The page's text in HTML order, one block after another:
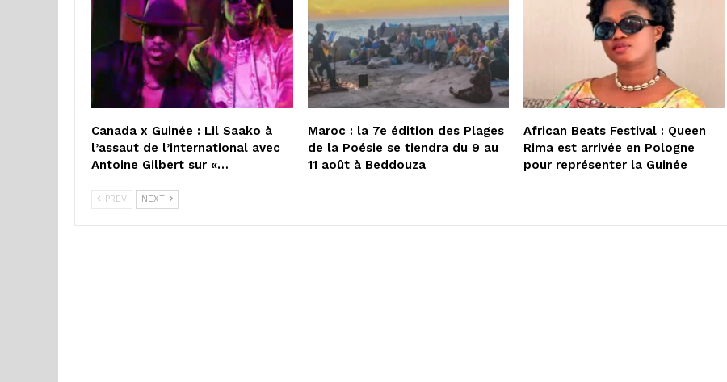
Canada x Guinée : Lil Saako à
l’assaut de l’international avec
Antoine Gilbert sur «…
Maroc : la 7e édition des Plages
de la Poésie se tiendra du 9 au
11 août à Beddouza
African Beats Festival : Queen
Rima est arrivée en Pologne
pour représenter la Guinée
PREV NEXT